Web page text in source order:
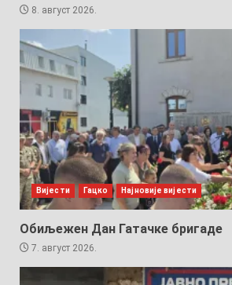
8. август 2026.
Вијести Гацко Најновије вијести
Обиљежен Дан Гатачке бригаде
7. август 2026.